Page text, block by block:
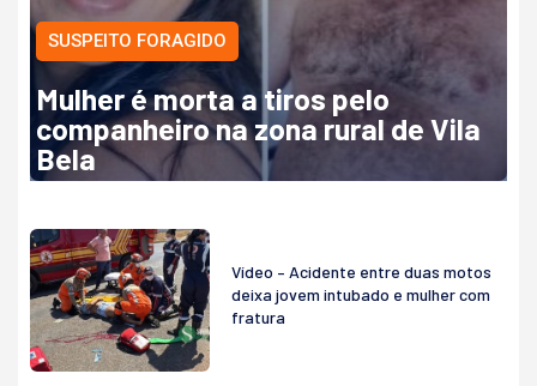
SUSPEITO FORAGIDO
Mulher é morta a tiros pelo
companheiro na zona rural de Vila
Bela
Vídeo – Acidente entre duas motos
deixa jovem intubado e mulher com
fratura